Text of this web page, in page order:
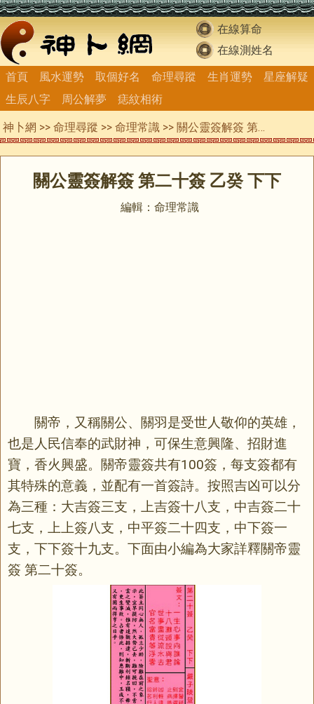
在線算命
在線測姓名
首頁
風水運勢 取個好名 命理尋蹤 生肖運勢
星座解疑
生辰八字
周公解夢 痣紋相術
神卜網 >> 命理尋蹤 >> 命理常識 >> 關公靈簽解簽 第二十簽 乙癸 下下
關公靈簽解簽 第二十簽 乙癸 下下
編輯：命理常識
關帝，又稱關公、關羽是受世人敬仰的英雄，
也是人民信奉的武財神，可保生意興隆、招財進
寶，香火興盛。關帝靈簽共有100簽，每支簽都有
其特殊的意義，並配有一首簽詩。按照吉凶可以分
為三種：大吉簽三支，上吉簽十八支，中吉簽二十
七支，上上簽八支，中平簽二十四支，中下簽一
支，下下簽十九支。下面由小編為大家詳釋關帝靈
簽 第二十簽。